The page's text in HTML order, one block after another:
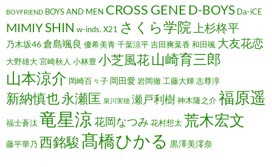
BOYFRIEND BOYS AND MEN CROSS GENE D-BOYS Da-iCE
MIMIYSHIN w-inds. X21 さくら学院 上杉柊平
乃木坂46倉島颯良 優希美青 千葉涼平 吉田爽葉香 和田颯 大友花恋
大野雄大 宮崎秋人 小林豊 小芝風花山崎育三郎
山本涼介 岡崎百々子 岡田愛 岩岡徹 工藤大輝 志尊淳
新納慎也永瀬匡 泉川実穂 瀬戸利樹 神木隆之介 福原遥
福士蒼汰 竜星涼花岡なつみ 花村想太 荒木宏文
藤平華乃 西銘駿髙橋ひかる 黒澤美澪奈